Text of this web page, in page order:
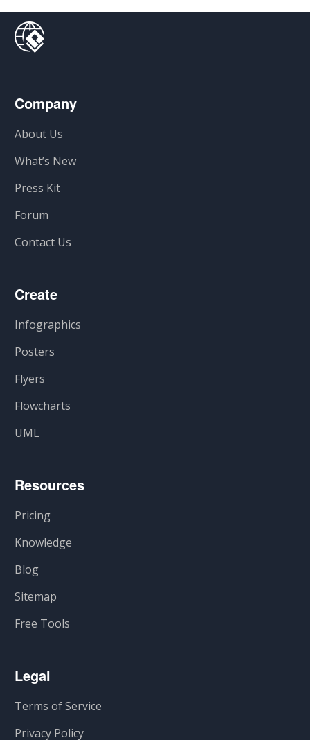
Company
About Us
What’s New
Press Kit
Forum
Contact Us
Create
Infographics
Posters
Flyers
Flowcharts
UML
Resources
Pricing
Knowledge
Blog
Sitemap
Free Tools
Legal
Terms of Service
Privacy Policy